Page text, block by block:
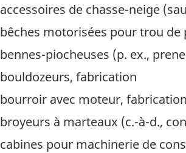
accessoires de chasse-neige
bêches motorisées pour trou
bennes-piocheuses (p. ex.,
bouldozeurs, fabrication
bourroir avec moteur, fabrication
broyeurs à marteaux (c.-à-d.,
cabines pour machinerie de